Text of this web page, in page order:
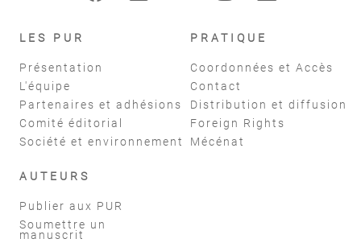
LES PUR
Présentation
L'équipe
Partenaires et adhésions
Comité éditorial
Société et environnement
PRATIQUE
Coordonnées et Accès
Contact
Distribution et diffusion
Foreign Rights
Mécénat
AUTEURS
Publier aux PUR
Soumettre un
manuscrit